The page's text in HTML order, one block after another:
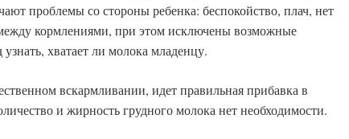
проблемы со стороны ребенка: беспокойство, плач, нет
кормлениями, при этом исключены возможные
узнать, хватает ли молока младенцу.
вскармливании, идет правильная прибавка в
и жирность грудного молока нет необходимости.